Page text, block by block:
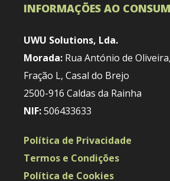
INFORMAÇÕES AO
UWU Solutions, Lda.
Morada: Rua António de
Fração L, Casal do Brejo
2500-916 Caldas da Rainha
NIF:506433633
Política de Privacidade
Termos e Condições
Política de Cookies